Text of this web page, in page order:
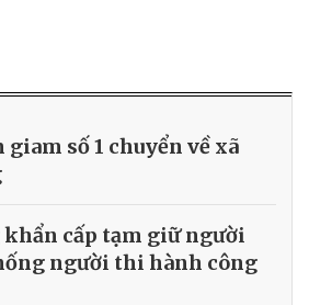
giam số 1 chuyển về xã
cấp tạm giữ người
người thi hành công